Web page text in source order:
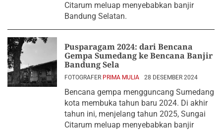
Citarum meluap menyebabkan banjir
Bandung Selatan.
Pusparagam 2024: dari Bencana
Gempa Sumedang ke Bencana Banjir
Bandung Sela
FOTOGRAFER PRIMA MULIA 28 DESEMBER 2024
Bencana gempa mengguncang Sumedang
kota membuka tahun baru 2024. Di akhir
tahun ini, menjelang tahun 2025, Sungai
Citarum meluap menyebabkan banjir